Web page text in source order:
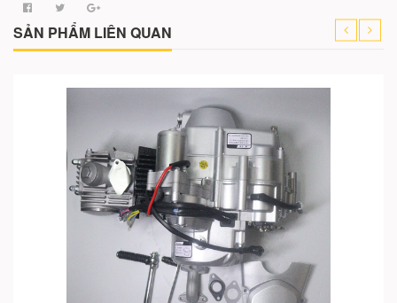
SẢN PHẨM LIÊN QUAN
Cho vào giỏ hàng